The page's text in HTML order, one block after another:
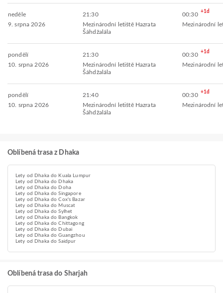
neděle
9. srpna 2026
21:30
Mezinárodní letiště Hazrata
Šáhdžalála
00:30 +1d
Mezinárodní
pondělí
10. srpna 2026
21:30
Mezinárodní letiště Hazrata
Šáhdžalála
00:30 +1d
Mezinárodní
pondělí
10. srpna 2026
21:40
Mezinárodní letiště Hazrata
Šáhdžalála
00:30 +1d
Mezinárodní
Oblíbená trasa z Dhaka
Lety od Dhaka do Kuala Lumpur
Lety od Dhaka do Dhaka
Lety od Dhaka do Doha
Lety od Dhaka do Singapore
Lety od Dhaka do Cox's Bazar
Lety od Dhaka do Muscat
Lety od Dhaka do Sylhet
Lety od Dhaka do Bangkok
Lety od Dhaka do Chittagong
Lety od Dhaka do Dubai
Lety od Dhaka do Guangzhou
Lety od Dhaka do Saidpur
Oblíbená trasa do Sharjah